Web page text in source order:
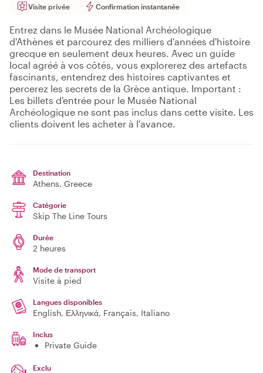
Visite privée Confirmation instantanée
Entrez dans le Musée National Archéologique
d'Athènes et parcourez des milliers d'années d'histoire
grecque en seulement deux heures. Avec un guide
local agréé à vos côtés, vous explorerez des artefacts
fascinants, entendrez des histoires captivantes et
percerez les secrets de la Grèce antique. Important :
Les billets d'entrée pour le Musée National
Archéologique ne sont pas inclus dans cette visite. Les
clients doivent les acheter à l'avance.
Destination
Athens, Greece
Catégorie
Skip The Line Tours
Durée
2 heures
Mode de transport
Visite à pied
Langues disponibles
English, Ελληνικά, Français, Italiano
Inclus
Private Guide
Exclu